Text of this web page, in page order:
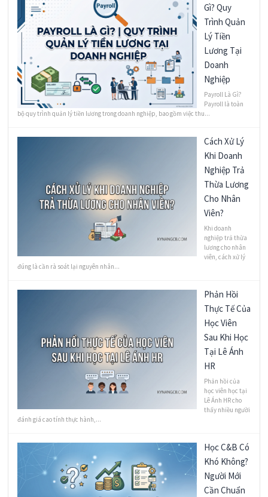
Gì? Quy
Trình Quản
Lý Tiền
Lương Tại
Doanh
Nghiệp
Payroll Là Gì?
Payroll là toàn
bộ quy trình quản lý tiền lương trong doanh nghiệp, bao gồm việc thu...
Cách Xử Lý
Khi Doanh
Nghiệp Trả
Thừa Lương
Cho Nhân
Viên?
Khi doanh
nghiệp trả thừa
lương cho nhân
viên, cách xử lý
đúng là cần rà soát lại nguyên nhân...
Phản Hồi
Thực Tế Của
Học Viên
Sau Khi Học
Tại Lê Ánh
HR
Phản hồi của
học viên học tại
Lê Ánh HR cho
thấy nhiều người
đánh giá cao tính thực hành,...
Học C&B Có
Khó Không?
Người Mới
Cần Chuẩn